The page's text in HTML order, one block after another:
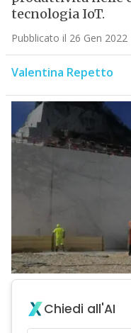
tecnologia IoT.
Pubblicato il 26 Gen 2022
Valentina Repetto
Chiedi all'AI